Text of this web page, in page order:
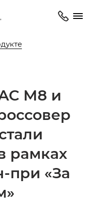
M8 и
рамках
при «За